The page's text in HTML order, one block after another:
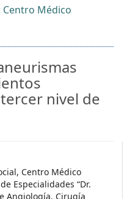
Centro Médico
tercer nivel de
Centro Médico
Especialidades “Dr.
Angiología, Cirugía